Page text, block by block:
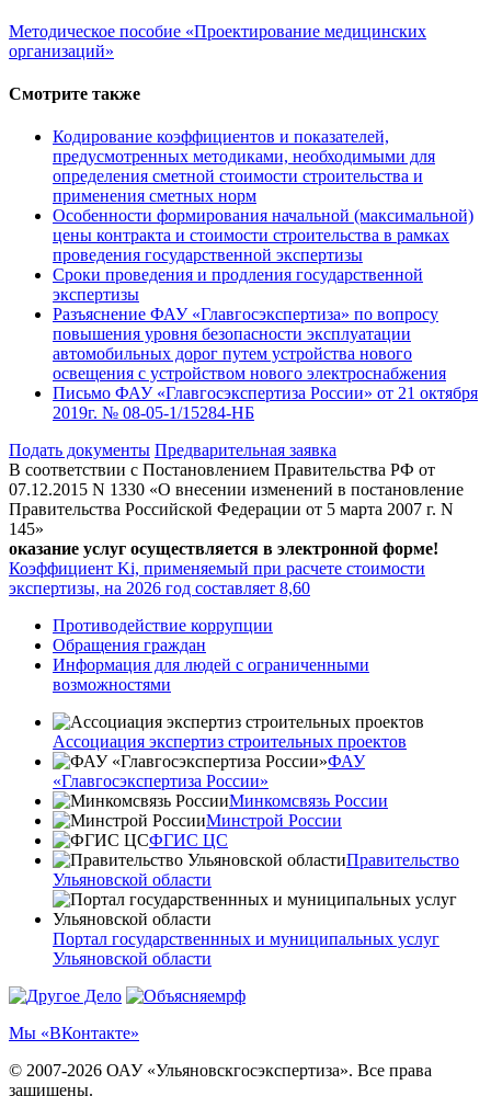
Методическое пособие «Проектирование медицинских
организаций»
Смотрите также
Кодирование коэффициентов и показателей,
предусмотренных методиками, необходимыми для
определения сметной стоимости строительства и
применения сметных норм
Особенности формирования начальной (максимальной)
цены контракта и стоимости строительства в рамках
проведения государственной экспертизы
Сроки проведения и продления государственной
экспертизы
Разъяснение ФАУ «Главгосэкспертиза» по вопросу
повышения уровня безопасности эксплуатации
автомобильных дорог путем устройства нового
освещения с устройством нового электроснабжения
Письмо ФАУ «Главгосэкспертиза России» от 21 октября
2019г. № 08-05-1/15284-НБ
Подать документы Предварительная заявка
В соответствии с Постановлением Правительства РФ от
07.12.2015 N 1330 «О внесении изменений в постановление
Правительства Российской Федерации от 5 марта 2007 г. N
145»
оказание услуг осуществляется в электронной форме!
Коэффициент Ki, применяемый при расчете стоимости
экспертизы, на 2026 год составляет 8,60
Противодействие коррупции
Обращения граждан
Информация для людей с ограниченными
возможностями
Ассоциация экспертиз строительных проектов
ФАУ
«Главгосэкспертиза России»
Минкомсвязь России
Минстрой России
ФГИС ЦС
Правительство
Ульяновской области
Портал государственнных и муниципальных услуг
Ульяновской области
Мы «ВКонтакте»
© 2007-2026 ОАУ «Ульяновскгосэкспертиза». Все права
защищены.